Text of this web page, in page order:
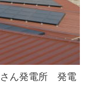
さん発電所 発電